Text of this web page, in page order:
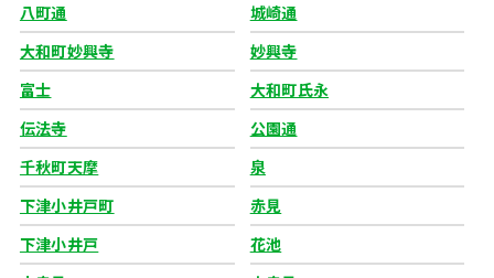
八町通
城崎通
大和町妙興寺
妙興寺
富士
大和町氏永
伝法寺
公園通
千秋町天摩
泉
下津小井戸町
赤見
下津小井戸
花池